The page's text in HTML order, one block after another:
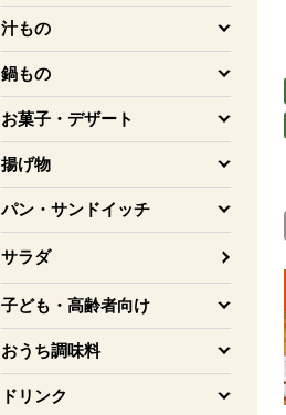
汁もの
を開く
鍋もの
を開く
お菓子・デザート
を開く
揚げ物
を開く
パン・サンドイッチ
を開く
サラダ
子ども・高齢者向け
を開く
おうち調味料
を開く
ドリンク
を開く